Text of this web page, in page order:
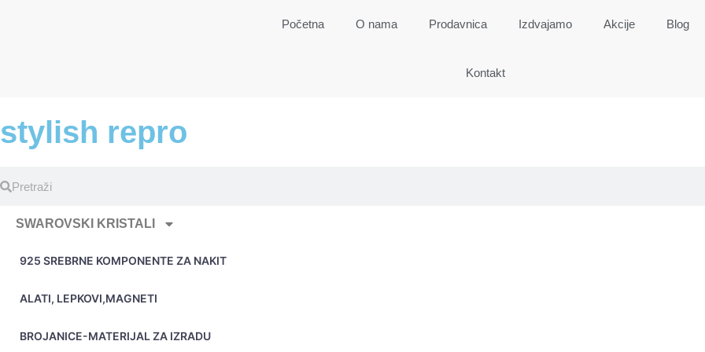
Početna O nama Prodavnica Izdvajamo Akcije Blog
Kontakt
stylish repro
SWAROVSKI KRISTALI
925 SREBRNE KOMPONENTE ZA NAKIT
ALATI, LEPKOVI,MAGNETI
BROJANICE-MATERIJAL ZA IZRADU